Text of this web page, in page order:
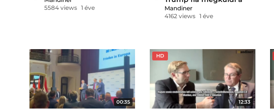
5584 views 1 éve
selyemzsinórt David
Pressman nagykövetnek
Mandiner
4162 views 1 éve
00:35
HD
12:33